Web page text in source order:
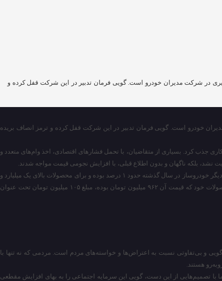
در شرکت مدیران خودرو است. گویی فرمان تدبیر در این شرکت قفل کرده و
خودرو است. گویی فرمان تدبیر در این شرکت قفل کرده و ترمز انصاف بریده
سال ۱۴۰۳، شرکت مدیران خودرو با اعلام فروش نقدی قطعی محصولات خود، هزاران نفر از اقشار مختلف جامعه را به امید تحویل خودرو در مدت ۹۰ روز کاری جذب کرد. بسیاری از متقاضیان، با تحمل فشارهای اقتصادی، اخذ وام‌های متعدد و
نشد، بلکه ناگهان و بدون اطلاع قبلی، با افزایش نجومی قیمت مواجه شدند.
این افزایش، نه تنها به لحاظ عددی سنگین است، بلکه از منظر اخلاق حرفه‌ای و اصول مشتری‌مداری نیز قابل دفاع نیست. در حالی که هزینه‌های گمرکی و دیون شرکت‌های دیگر خودروساز در سال گذشته حدود ۱ درصد بوده و برای محصولات بالای یک میلیارد و
پانصد میلیون تومان مبلغ ۲۵ تا ۸۰ میلیون تومان دریافت کرده‌اند، شرکت مدیران خودرو به یکباره هزینه‌ها را به ۱۰ درصد افزایش داده است. به طور مثال، در یکی از محصولات خود که قیمت آن ۹۶۲ میلیون تومان بوده، مبلغ ۱۰۵ میلیون تومان تحت عنوان
و بی‌تفاوتی نسبت به اعتراض‌ها و خواسته‌های مردم است. مردمی که نه تنها با
هستند.
با تصمیم‌هایی از این دست، گویی این سرمایه اجتماعی را به بهای افزایش مقطعی